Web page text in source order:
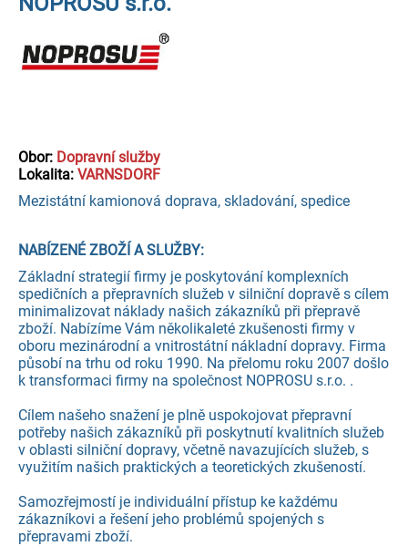
Obor: Dopravní služby
Lokalita: VARNSDORF
Mezistátní kamionová doprava, skladování, spedice
NABÍZENÉ ZBOŽÍ A SLUŽBY:
Základní strategií firmy je poskytování komplexních
spedičních a přepravních služeb v silniční dopravě s cílem
minimalizovat náklady našich zákazníků při přepravě
zboží. Nabízíme Vám několikaleté zkušenosti firmy v
oboru mezinárodní a vnitrostátní nákladní dopravy. Firma
působí na trhu od roku 1990. Na přelomu roku 2007 došlo
k transformaci firmy na společnost NOPROSU s.r.o. .
Cílem našeho snažení je plně uspokojovat přepravní
potřeby našich zákazníků při poskytnutí kvalitních služeb
v oblasti silniční dopravy, včetně navazujících služeb, s
využitím našich praktických a teoretických zkušeností.
Samozřejmostí je individuální přístup ke každému
zákazníkovi a řešení jeho problémů spojených s
přepravami zboží.